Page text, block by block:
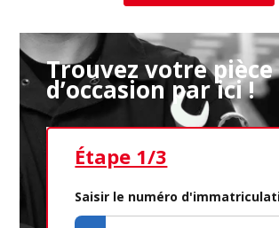
Trouvez votre
d’occasion par ici !
Étape 1/3
Saisir le numéro